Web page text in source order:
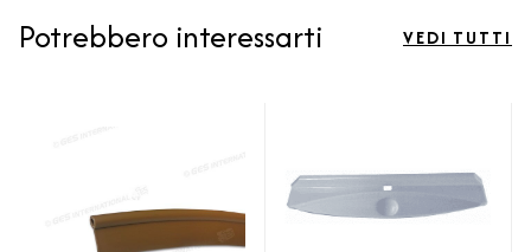
Potrebbero interessarti VEDI TUTTI